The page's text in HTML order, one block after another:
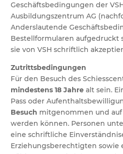
Geschäftsbedingungen der
Ausbildungszentrum AG
Anderslautende
Bestellformularen aufgedruckt
sie von VSH schriftlich
Zutrittsbedingungen
Für den Besuch des
mindestens 18 Jahre alt sein.
Pass oder
Besuch mitgenommen und
werden können. Personen
eine schriftliche
Erziehungsberechtigten sowie